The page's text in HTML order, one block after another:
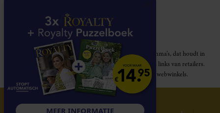
Royalty participeert in diverse affiliate marketing programma’s, dat houdt in
dat Royalty commissies ontvangt voor aankopen middels links van retailers.
Deze website wordt niet gesponsord door de genoemde webwinkels.
MEER INFORMATIE